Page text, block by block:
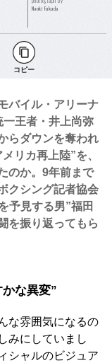
Naoki Fukuda
コピー
バイル・アリーナ
王者・井上尚弥
らダウンを奪われ
リカ再上陸”を、
のか。9年前まで
クシング記者協会
予見する男”福田
を振り返ってもら
な異変”
な雰囲気になるの
みにしていまし
シャルのビジュア